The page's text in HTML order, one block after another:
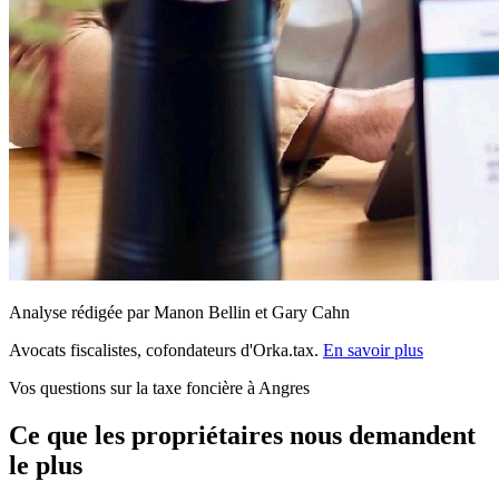
Analyse rédigée par Manon Bellin et Gary Cahn
Avocats fiscalistes, cofondateurs d'Orka.tax. En savoir plus
Vos questions sur la taxe foncière à Angres
Ce que les propriétaires nous demandent
le plus